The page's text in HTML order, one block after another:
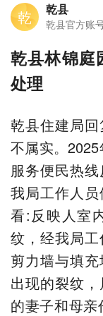
乾 乾县
乾县官方账
乾县林锦庭
处理
乾县住建局
不属实。
服务便民热
我局工作人
看:反映人室
纹，经我局
剪力墙与填
出现的裂纹
的妻子和母